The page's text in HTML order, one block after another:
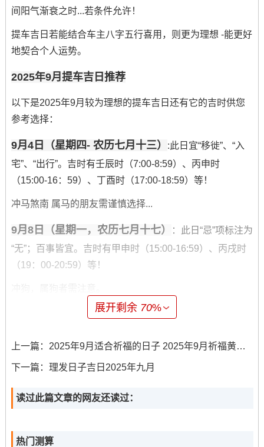
间阳气渐衰之时...若条件允许！
提车吉日若能结合车主八字五行喜用，则更为理想 -能更好
地契合个人运势。
2025年9月提车吉日推荐
以下是2025年9月较为理想的提车吉日还有它的吉时供您
参考选择：
9月4日（星期四- 农历七月十三）
:此日宜“移徙”、“入
宅”、“出行”。吉时有壬辰时（7:00-8:59）、丙申时
（15:00-16：59）、丁酉时（17:00-18:59）等！
冲马煞南 属马的朋友需谨慎选择...
9月8日（星期一，农历七月十七）
：此日“忌”项标注为
“无”；百事皆宜。吉时有甲申时（15:00-16:59）、丙戌时
（19：00-20:59）等！
9月12日（星期五，农历七月廿一）
00-20:59）等。
冲虎煞南，属虎者不宜。
9月14日（星期日~农历七月廿三）
20:59）等。
展开剩余 70%
上一篇： 2025年9月适合祈福的日子 2025年9月祈福黄道吉日
下一篇： 理发日子吉日2025年九月
读过此篇文章的网友还读过：
热门测算